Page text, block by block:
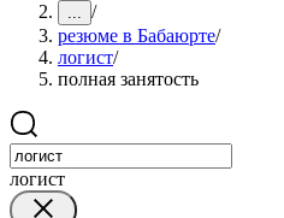
... /
резюме в Бабаюрте/
логист/
полная занятость
логист